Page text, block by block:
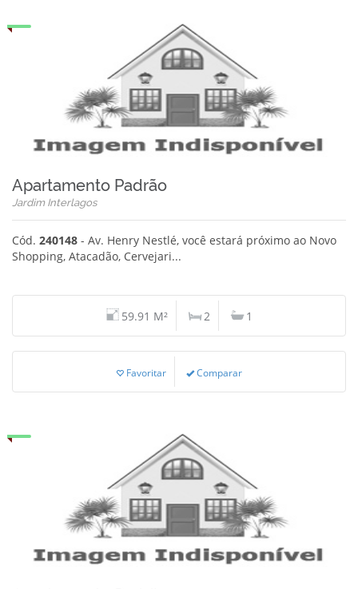
Apartamento Padrão
Jardim Interlagos
Cód. 240148 - Av. Henry Nestlé, você estará próximo ao Novo
Shopping, Atacadão, Cervejari...
59.91 M² 2 1
Favoritar Comparar